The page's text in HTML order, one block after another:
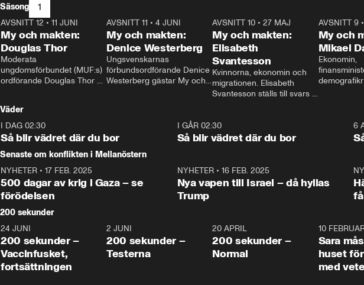
Säsong 1
26:27
AVSNITT 12 • 11 JUNI
My och makten:
Douglas Thor
Moderata
ungdomsförbundet (MUF:s)
ordförande Douglas Thor
tonårsutvisningarna och hur
Moderaterna ska locka
väljare till valet i höst.
23:40
AVSNITT 11 •4 JUNI
My och makten:
Denice Westerberg
Ungsvenskarnas
förbundsordförande Denice
Westerberg gästar My och
AVSNITT 10 •27 MAJ
My och makten:
Elisabeth
Svantesson
Kvinnorna, ekonomin och
migrationen. Elisabeth
Svantesson ställs till svars
AVSNITT 9•
My och
Mikael
Ekonomin,
Väder
I DAG 02:30
Så blir vädret där du bor
1:06
I GÅR 02:30
Så blir vädret där du bor
6
Senaste om konflikten i Mellanöstern
NYHETER • 17 FEB. 2025
500 dagar av krig i Gaza – se
förödelsen
NYHETER• 16 FEB. 2025
Nya vapen till Israel – då hyllas
Trump
200 sekunder
5:00
24 JUNI
200 sekunder –
Vaccinfusket,
fortsättningen
4:23
2 JUNI
200 sekunder –
Testerna
20 APRIL
200 sekunder –
Normal
10
Sara
huset
med